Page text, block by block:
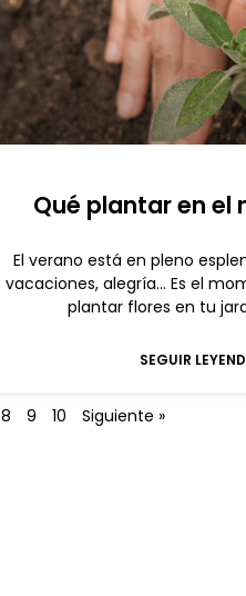
Qué plantar en el
El verano está en pleno
vacaciones, alegría… Es el
plantar flores en tu
SEGUIR
8 9 10 Siguiente »